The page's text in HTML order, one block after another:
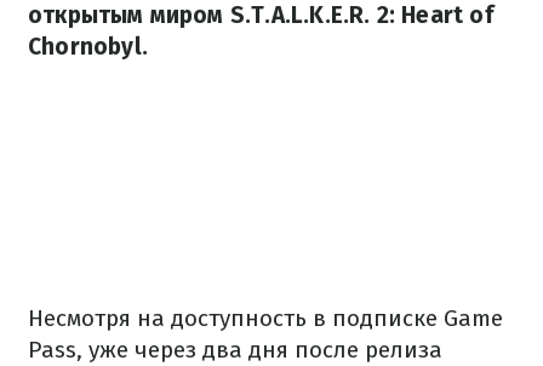
открытым миром S.T.A.L.K.E.R. 2: Heart of
Chornobyl.
Несмотря на доступность в подписке Game
Pass, уже через два дня после релиза